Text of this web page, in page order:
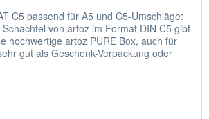
C5 passend für A5 und C5-Umschläge:
von artoz im Format DIN C5 gibt
hochwertige artoz PURE Box, auch für
gut als Geschenk-Verpackung oder